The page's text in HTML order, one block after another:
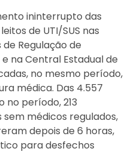
ininterrupto das
de UTI/SUS nas
Regulação de
na Central Estadual de
no mesmo período,
médica. Das 4.557
no período, 213
médicos regulados,
depois de 6 horas,
para desfechos